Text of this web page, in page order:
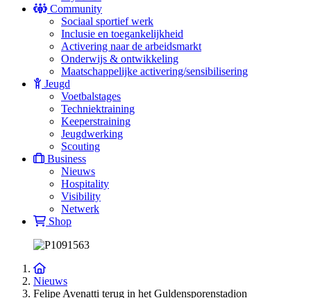
Community
Sociaal sportief werk
Inclusie en toegankelijkheid
Activering naar de arbeidsmarkt
Onderwijs & ontwikkeling
Maatschappelijke activering/sensibilisering
Jeugd
Voetbalstages
Techniektraining
Keeperstraining
Jeugdwerking
Scouting
Business
Nieuws
Hospitality
Visibility
Netwerk
Shop
Nieuws
Felipe Avenatti terug in het Guldensporenstadion